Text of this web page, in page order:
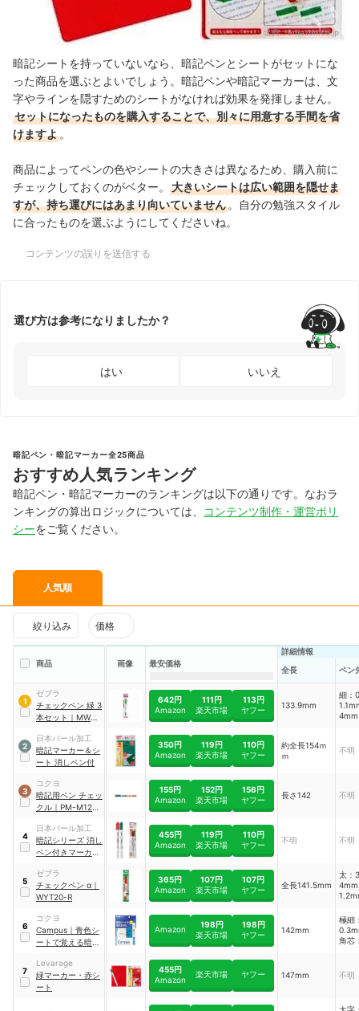
出典：amazon.co.jp
暗記シートを持っていないなら、暗記ペンとシートがセットにな
った商品を選ぶとよいでしょう。暗記ペンや暗記マーカーは、文
字やラインを隠すためのシートがなければ効果を発揮しません。
セットになったものを購入することで、別々に用意する手間を省
けますよ 。
商品によってペンの色やシートの大きさは異なるため、購入前に
チェックしておくのがベター。
大きいシートは広い範囲を隠せま
すが、持ち運びにはあまり向いていません 。自分の勉強スタイル
に合ったものを選ぶようにしてくださいね。
コンテンツの誤りを送信する
選び方は参考になりましたか？
はい いいえ
暗記ペン・暗記マーカー全25商品
おすすめ人気ランキング
暗記ペン・暗記マーカーのランキングは以下の通りです。なおラ
ンキングの算出ロジックについては、
コンテンツ制作・運営ポリ
シーをご覧ください。
人気順
絞り込み 価格
商品 画像 最安価格
詳細情報
全長
ペン
1
ゼブラ
チェックペン 緑 3
本セット ｜ MW-
642円
Amazon
111円
楽天市場
113円
ヤフー
133.9mm
細：
4mm
2
日本パール加工
暗記マーカー＆シ
ート 消しペン付
350円
Amazon
119円
楽天市場
110円
ヤフー
約全長154ｍ
ｍ
不明
3
コクヨ
暗記用ペン チェッ
クル ｜ PM-M120-
155円
Amazon
152円
楽天市場
156円
ヤフー
長さ142 不明
4
日本パール加工
暗記シリーズ 消し
ペン付きマーカー
455円
Amazon
119円
楽天市場
110円
ヤフー
不明 不明
5
ゼブラ
チェックペン α ｜
WYT20-R
365円
Amazon
107円
楽天市場
107円
ヤフー
全長141.5mm
太：
4mm
6
コクヨ
Campus ｜ 青色シ
ートで覚える暗記
PM-M322-S
Amazon
198円
楽天市場
198円
ヤフー
142mm
極細
角芯
7
Levarage
緑マーカー・赤シ
ート
455円
Amazon
楽天市場 ヤフー 147mm 不明